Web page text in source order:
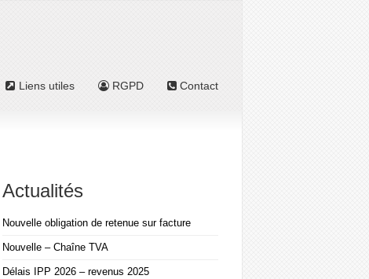
Liens utiles RGPD Contact
Actualités
Nouvelle obligation de retenue sur facture
Nouvelle – Chaîne TVA
Délais IPP 2026 – revenus 2025